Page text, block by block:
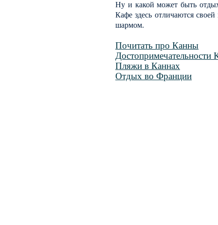
Ну и какой может быть
Кафе здесь отличаются
шармом.
Почитать про Канны
Достопримечательности
Пляжи в Каннах
Отдых во Франции